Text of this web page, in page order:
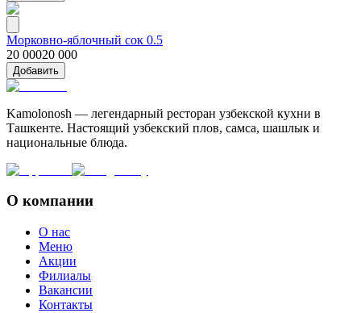
Морковно-яблочный сок 0.5
20 00020 000
Добавить
Kamolonosh — легендарный ресторан узбекской кухни в
Ташкенте. Настоящий узбекский плов, самса, шашлык и
национальные блюда.
О компании
О нас
Меню
Акции
Филиалы
Вакансии
Контакты